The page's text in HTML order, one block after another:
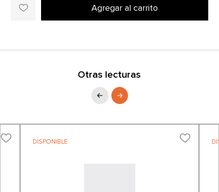
Agregar al carrito
Otras lecturas
DISPONIBLE